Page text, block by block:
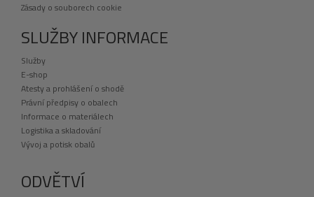
Zásady o souborech cookie
SLUŽBY INFORMACE
Služby
E-shop
Atesty a prohlášení o shodě
Právní předpisy o obalech
Informace o materiálech
Logistika a skladování
Vývoj a potisk obalů
ODVĚTVÍ